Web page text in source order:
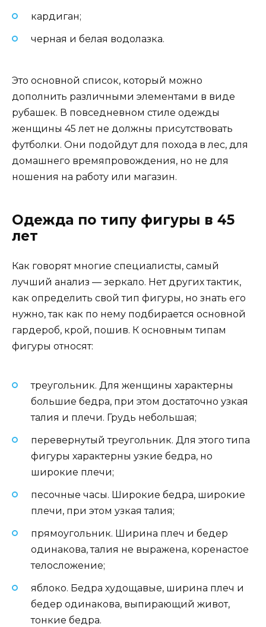
кардиган;
черная и белая водолазка.
Это основной список, который можно
дополнить различными элементами в виде
рубашек. В повседневном стиле одежды
женщины 45 лет не должны присутствовать
футболки. Они подойдут для похода в лес, для
домашнего времяпровождения, но не для
ношения на работу или магазин.
Одежда по типу фигуры в 45
лет
Как говорят многие специалисты, самый
лучший анализ — зеркало. Нет других тактик,
как определить свой тип фигуры, но знать его
нужно, так как по нему подбирается основной
гардероб, крой, пошив. К основным типам
фигуры относят:
треугольник. Для женщины характерны
большие бедра, при этом достаточно узкая
талия и плечи. Грудь небольшая;
перевернутый треугольник. Для этого типа
фигуры характерны узкие бедра, но
широкие плечи;
песочные часы. Широкие бедра, широкие
плечи, при этом узкая талия;
прямоугольник. Ширина плеч и бедер
одинакова, талия не выражена, коренастое
телосложение;
яблоко. Бедра худощавые, ширина плеч и
бедер одинакова, выпирающий живот,
тонкие бедра.